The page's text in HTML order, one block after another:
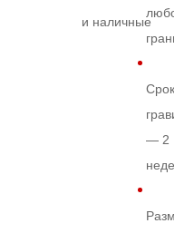
и наличные
любом
граните
Срок
— 2
недели
Размер